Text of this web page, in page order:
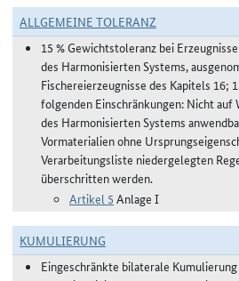
ALLGEMEINE TOLERANZ
15 % Gewichtstoleranz bei
des Harmonisierten Systems,
Fischereierzeugnisse des Kapitels 16;
folgenden Einschränkungen: Nicht auf
des Harmonisierten Systems
Vormaterialien ohne
Verarbeitungsliste niedergelegten
überschritten werden.
Artikel 5 Anlage I
KUMULIERUNG
Eingeschränkte bilaterale